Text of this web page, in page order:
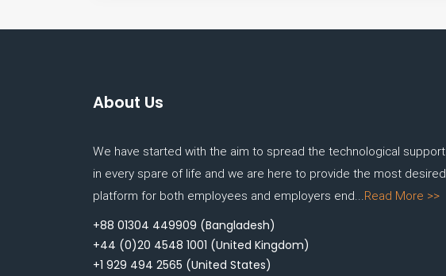
About Us
We have started with the aim to spread the technological support
in every spare of life and we are here to provide the most desired
platform for both employees and employers end...Read More >>
+88 01304 449909 (Bangladesh)
+44 (0)20 4548 1001 (United Kingdom)
+1 929 494 2565 (United States)